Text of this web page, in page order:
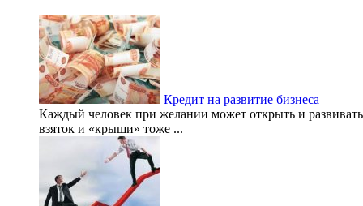
Кредит на развитие бизнеса
Каждый человек при желании может открыть и
взяток и «крыши» тоже ...